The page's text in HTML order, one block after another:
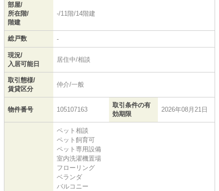
部屋/
所在階/
階建
-/11階/14階建
総戸数 -
現況/
入居可能日
居住中/相談
取引態様/
賃貸区分
仲介/一般
物件番号 105107163
取引条件の有
効期限
2026年08月21日
ペット相談
ペット飼育可
ペット専用設備
室内洗濯機置場
フローリング
ベランダ
バルコニー